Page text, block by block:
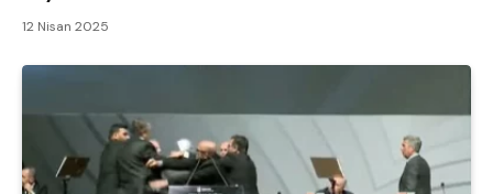
12 Nisan 2025